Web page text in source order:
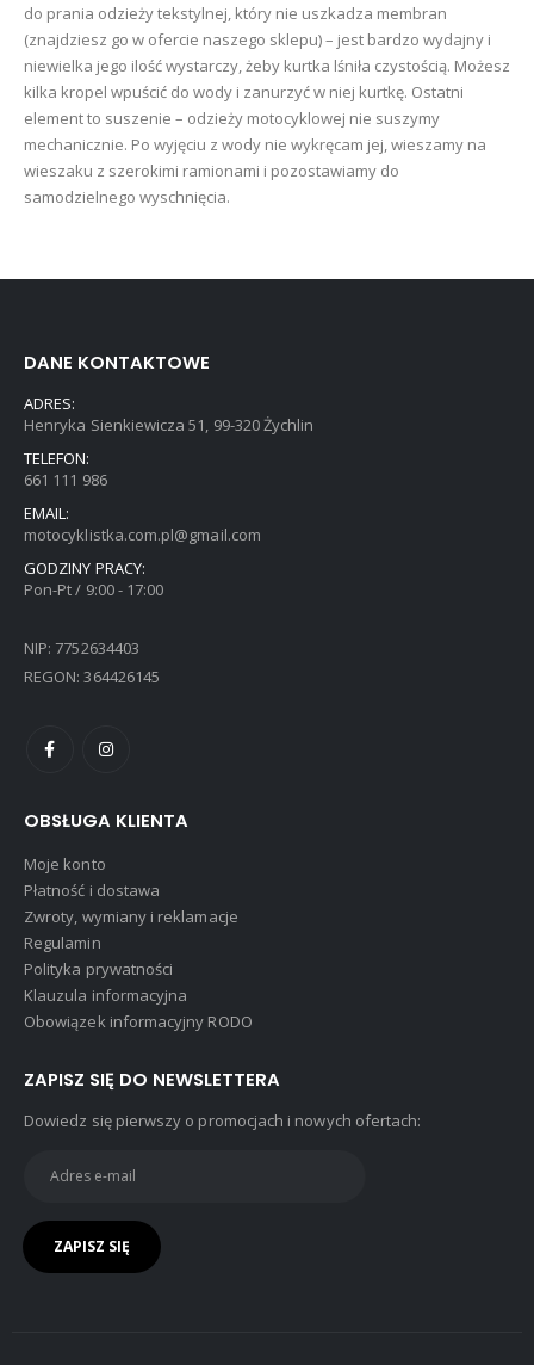
do prania odzieży tekstylnej, który nie uszkadza membran
(znajdziesz go w ofercie naszego sklepu) – jest bardzo wydajny i
niewielka jego ilość wystarczy, żeby kurtka lśniła czystością. Możesz
kilka kropel wpuścić do wody i zanurzyć w niej kurtkę. Ostatni
element to suszenie – odzieży motocyklowej nie suszymy
mechanicznie. Po wyjęciu z wody nie wykręcam jej, wieszamy na
wieszaku z szerokimi ramionami i pozostawiamy do
samodzielnego wyschnięcia.
DANE KONTAKTOWE
ADRES:
Henryka Sienkiewicza 51, 99-320 Żychlin
TELEFON:
661 111 986
EMAIL:
motocyklistka.com.pl@gmail.com
GODZINY PRACY:
Pon-Pt / 9:00 - 17:00
NIP: 7752634403
REGON: 364426145
OBSŁUGA KLIENTA
Moje konto
Płatność i dostawa
Zwroty, wymiany i reklamacje
Regulamin
Polityka prywatności
Klauzula informacyjna
Obowiązek informacyjny RODO
ZAPISZ SIĘ DO NEWSLETTERA
Dowiedz się pierwszy o promocjach i nowych ofertach: